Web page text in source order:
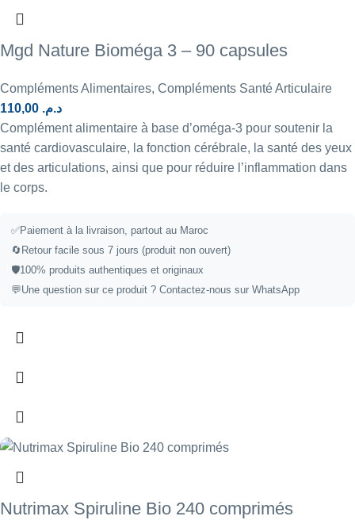
Mgd Nature Bioméga 3 – 90 capsules
Compléments Alimentaires, Compléments Santé Articulaire
د.م.
Complément alimentaire à base d’oméga-3 pour soutenir la
santé cardiovasculaire, la fonction cérébrale, la santé des yeux
et des articulations, ainsi que pour réduire l’inflammation dans
le corps.
✅Paiement à la livraison, partout au Maroc
🔄 Retour facile sous 7 jours (produit non ouvert)
🛡️100% produits authentiques et originaux
💬Une question sur ce produit ? Contactez-nous sur WhatsApp
Nutrimax Spiruline Bio 240 comprimés